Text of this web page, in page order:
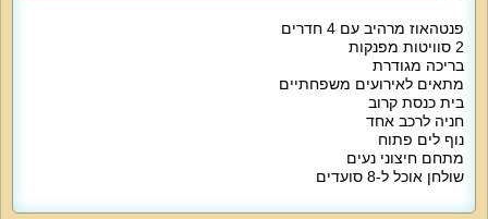
פנטהאוז מרהיב עם 4 חדרים
2 סוויטות מפנקות
בריכה מגודרת
מתאים לאירועים משפחתיים
בית כנסת קרוב
חניה לרכב אחד
נוף לים פתוח
מתחם חיצוני נעים
שולחן אוכל ל-8 סועדים